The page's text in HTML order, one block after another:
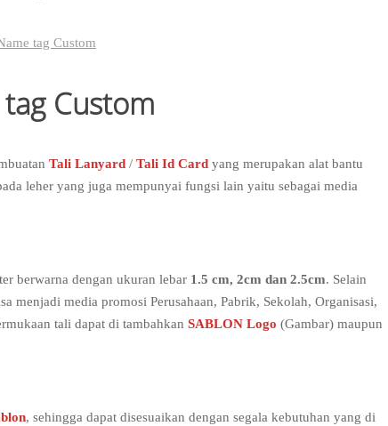
tag Custom
Custom
Tali Lanyard / Tali Id Card yang merupakan alat bantu
leher yang juga mempunyai fungsi lain yaitu sebagai media
berwarna dengan ukuran lebar 1.5 cm, 2cm dan 2.5cm. Selain
menjadi media promosi Perusahaan, Pabrik, Sekolah, Organisasi,
tali dapat di tambahkan SABLON Logo (Gambar) maupun
, sehingga dapat disesuaikan dengan segala kebutuhan yang di